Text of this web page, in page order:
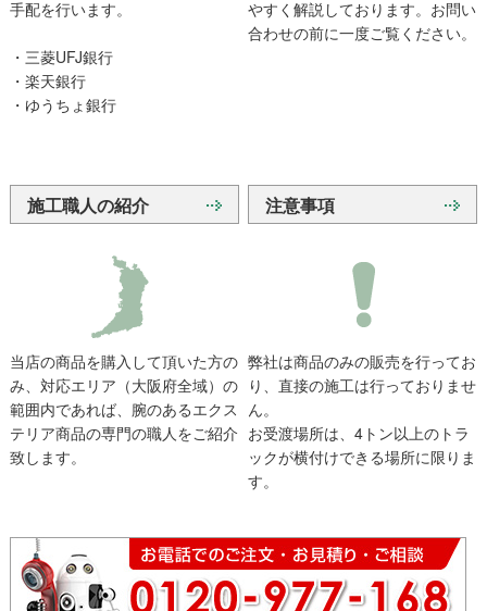
手配を行います。
・三菱UFJ銀行
・楽天銀行
・ゆうちょ銀行
やすく解説しております。お問い
合わせの前に一度ご覧ください。
施工職人の紹介
当店の商品を購入して頂いた方の
み、対応エリア（大阪府全域）の
範囲内であれば、腕のあるエクス
テリア商品の専門の職人をご紹介
致します。
注意事項
弊社は商品のみの販売を行ってお
り、直接の施工は行っておりませ
ん。
お受渡場所は、4トン以上のトラ
ックが横付けできる場所に限りま
す。